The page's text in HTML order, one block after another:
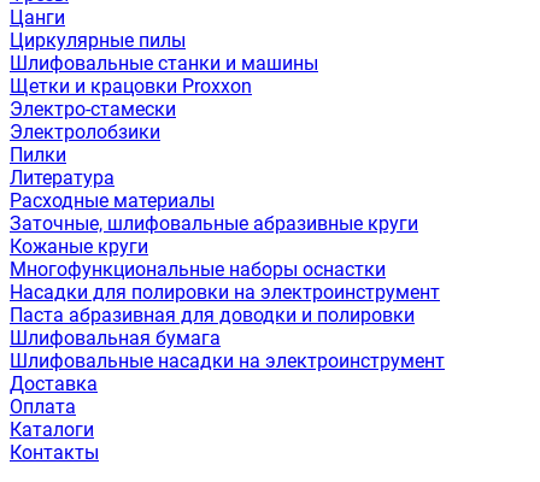
Цанги
Циркулярные пилы
Шлифовальные станки и машины
Щетки и крацовки Proxxon
Электро-стамески
Электролобзики
Пилки
Литература
Расходные материалы
Заточные, шлифовальные абразивные круги
Кожаные круги
Многофункциональные наборы оснастки
Насадки для полировки на электроинструмент
Паста абразивная для доводки и полировки
Шлифовальная бумага
Шлифовальные насадки на электроинструмент
Доставка
Оплата
Каталоги
Контакты